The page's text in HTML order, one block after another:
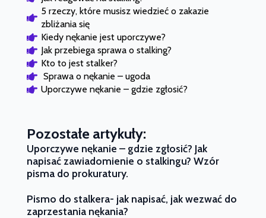
5 rzeczy, które musisz wiedzieć o zakazie
zbliżania się
Kiedy nękanie jest uporczywe?
Jak przebiega sprawa o stalking?
Kto to jest stalker?
Sprawa o nękanie – ugoda
Uporczywe nękanie – gdzie zgłosić?
Pozostałe artykuły:
Uporczywe nękanie – gdzie zgłosić? Jak
napisać zawiadomienie o stalkingu? Wzór
pisma do prokuratury.
Pismo do stalkera- jak napisać, jak wezwać do
zaprzestania nękania?